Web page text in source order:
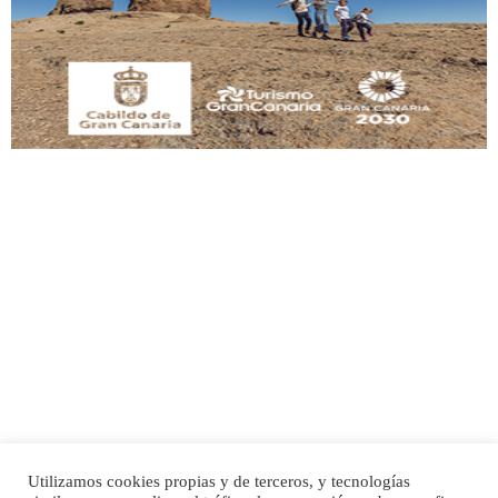
Adopción urgente
Busco adopción responsable para mi perra. Pastor alemán, hembra, 4 años. Por
motivos personales ...
Leales.org » Gran Canaria
6.7.2025
Utilizamos cookies propias y de terceros, y tecnologías